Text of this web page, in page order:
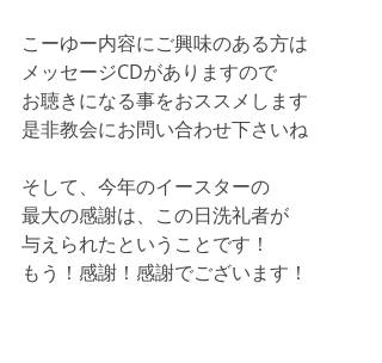
こーゆー内容にご興味のある方は
メッセージCDがありますので
お聴きになる事をおススメします
是非教会にお問い合わせ下さいね
そして、今年のイースターの
最大の感謝は、この日洗礼者が
与えられたということです！
もう！感謝！感謝でございます！